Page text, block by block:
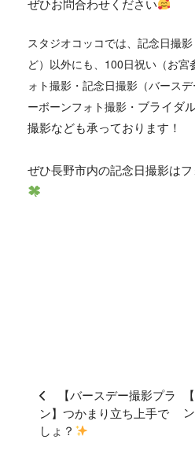
ぜひお問合わせください
スタジオコッコでは、 記念日撮
ど） 以外にも、 100日祝い（お宮
ォト撮影・記念日撮影（バース
ーボーンフォト撮影・ ブライダ
撮影なども承っております！
ぜひ長野市内の記念日撮影は
【バースデー撮影プラ
ン】つかまり立ち上手で
しょ？